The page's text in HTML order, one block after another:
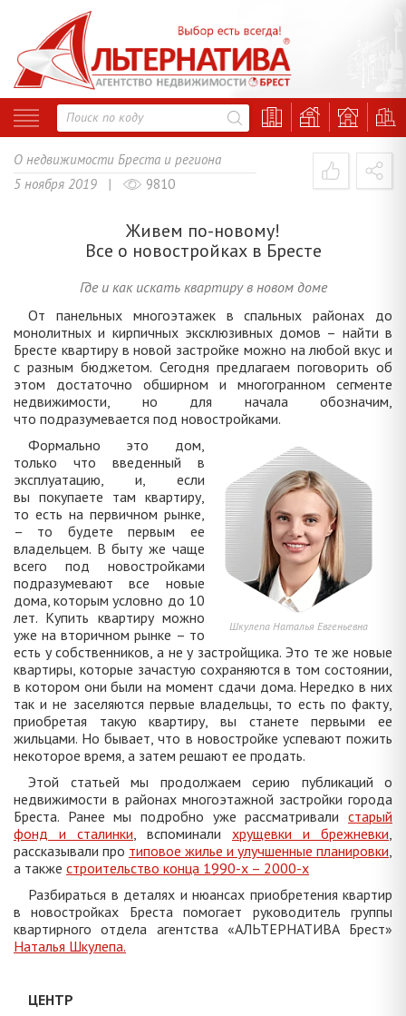
О недвижимости Бреста и региона
5 ноября 2019 |
9810
Живем по-новому!
Все о новостройках в Бресте
Где и как искать квартиру в новом доме
От панельных многоэтажек в спальных районах до
монолитных и кирпичных эксклюзивных домов – найти в
Бресте квартиру в новой застройке можно на любой вкус и
с разным бюджетом. Сегодня предлагаем поговорить об
этом достаточно обширном и многогранном сегменте
недвижимости, но для начала обозначим,
что подразумевается под новостройками.
Шкулепа Наталья Евгеньевна
Формально это дом,
только что введенный в
эксплуатацию, и, если
вы покупаете там квартиру,
то есть на первичном рынке,
– то будете первым ее
владельцем. В быту же чаще
всего под новостройками
подразумевают все новые
дома, которым условно до 10
лет. Купить квартиру можно
уже на вторичном рынке – то
есть у собственников, а не у застройщика. Это те же новые
квартиры, которые зачастую сохраняются в том состоянии,
в котором они были на момент сдачи дома. Нередко в них
так и не заселяются первые владельцы, то есть по факту,
приобретая такую квартиру, вы станете первыми ее
жильцами. Но бывает, что в новостройке успевают пожить
некоторое время, а затем решают ее продать.
Этой статьей мы продолжаем серию публикаций о
недвижимости в районах многоэтажной застройки города
Бреста. Ранее мы подробно уже рассматривали старый
фонд и сталинки, вспоминали хрущевки и брежневки,
рассказывали про типовое жилье и улучшенные планировки,
а также строительство конца 1990-х – 2000-х
Разбираться в деталях и нюансах приобретения квартир
в новостройках Бреста помогает руководитель группы
квартирного отдела агентства «АЛЬТЕРНАТИВА Брест»
Наталья Шкулепа.
ЦЕНТР